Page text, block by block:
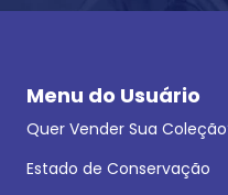
Menu do Usuário
Quer Vender Sua
Estado de Conservação